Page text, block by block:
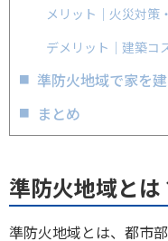
メリット｜火災対策
デメリット｜建築コ
準防火地域で家を
まとめ
準防火地域とは
準防火地域とは、都市